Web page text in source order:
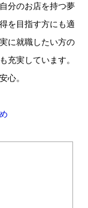
分のお店を持つ夢
を目指す方にも適
に就職したい方の
充実しています。
心。